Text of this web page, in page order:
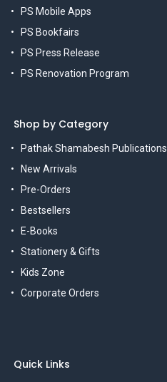
PS Mobile Apps
PS Bookfairs
PS Press Release
PS Renovation Program
Shop by Category
Pathak Shamabesh Publications
New Arrivals
Pre-Orders
Bestsellers
E-Books
Stationery & Gifts
Kids Zone
Corporate Orders
Quick Links